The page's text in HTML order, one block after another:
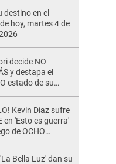
destino en el
hoy, martes 4 de
decide NO
y destapa el
estado de su
familia es Érika, mi
Kevin Díaz sufre
en 'Esto es guerra'
de OCHO
Bella Luz' dan su